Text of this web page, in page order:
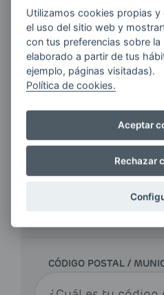
ventaja es que reduce de
las emisiones nocivas de
principalmente
hidrocarburos volátiles.
existen detractores del
argumentan que el
HAZ TU PEDIDO
CÓDIGO POSTAL /
Utilizamos cookies propias y
el uso del sitio web y
con tus preferencias sobre la
elaborado a partir de tus
ejemplo, páginas visitadas).
Política de cookies.
Aceptar
Rechazar